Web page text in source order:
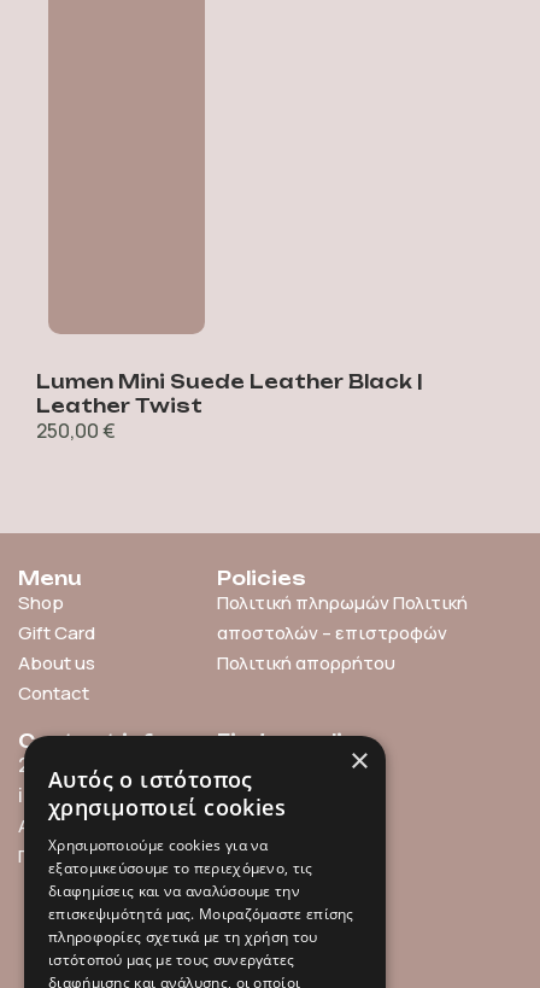
Lumen Mini Suede Leather Black |
Leather Twist
250,00€
Menu
Shop
Gift Card
About us
Contact
Policies
Πολιτική πληρωμώνΠολιτική
αποστολών – επιστροφών
Πολιτική απορρήτου
Contact info
211 0101119
info@millefleurs.gr
Αγίου Αλεξάνδρου 69,
Παλαιό Φάληρο
Find us online
×
Αυτός ο ιστότοπος
χρησιμοποιεί cookies
Χρησιμοποιούμε cookies για να
εξατομικεύσουμε το περιεχόμενο, τις
διαφημίσεις και να αναλύσουμε την
επισκεψιμότητά μας. Μοιραζόμαστε επίσης
πληροφορίες σχετικά με τη χρήση του
ιστότοπού μας με τους συνεργάτες
διαφήμισης και ανάλυσης, οι οποίοι